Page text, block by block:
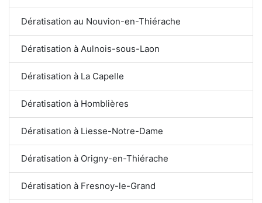
Dératisation au Nouvion-en-Thiérache
Dératisation à Aulnois-sous-Laon
Dératisation à La Capelle
Dératisation à Homblières
Dératisation à Liesse-Notre-Dame
Dératisation à Origny-en-Thiérache
Dératisation à Fresnoy-le-Grand